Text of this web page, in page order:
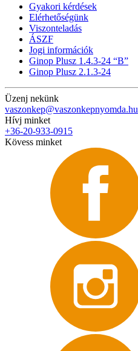
Gyakori kérdések
Elérhetőségünk
Viszonteladás
ÁSZF
Jogi információk
Ginop Plusz 1.4.3-24 “B”
Ginop Plusz 2.1.3-24
Üzenj nekünk
vaszonkep@vaszonkepnyomda.hu
Hívj minket
+36-20-933-0915
Kövess minket